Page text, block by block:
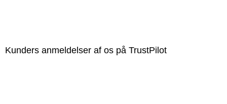
Kunders anmeldelser af os på TrustPilot